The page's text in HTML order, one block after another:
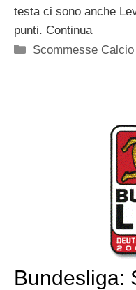
testa ci sono anche
punti. Continua
Categorie
Scommesse Calcio
Bundesliga: